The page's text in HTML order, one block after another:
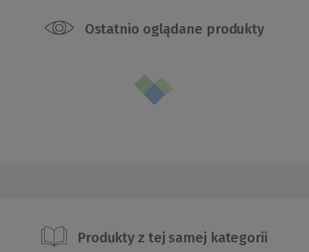
Ostatnio oglądane produkty
Produkty z tej samej kategorii